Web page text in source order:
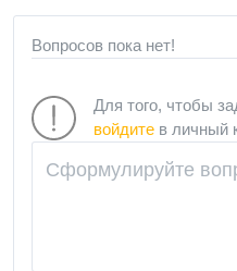
Вопросов пока нет!
Для того, чтобы
войдите в личный